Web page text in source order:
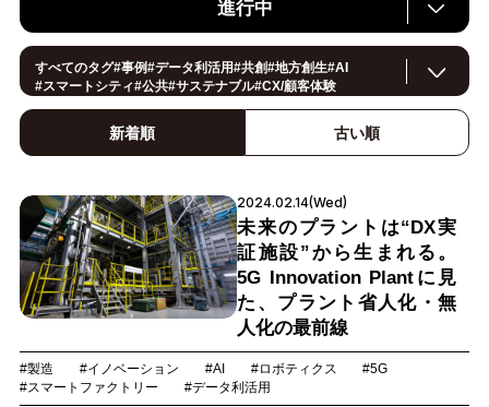
進行中
すべてのタグ#事例#データ利活用#共創#地方創生#AI
#スマートシティ#公共#サステナブル#CX/顧客体験
イノベーション#IoT
スマートファクトリー
スマートライフ
#Foodtech#デジタルツイン
新着順 古い順
2024.02.14(Wed)
未来のプラントは“DX実
証施設”から生まれる。
5G Innovation Plantに見
た、プラント省人化・無
人化の最前線
#製造 #イノベーション #AI #ロボティクス
#5G
#スマートファクトリー
#データ利活用